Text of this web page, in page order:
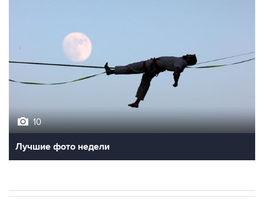
10
Лучшие фото недели